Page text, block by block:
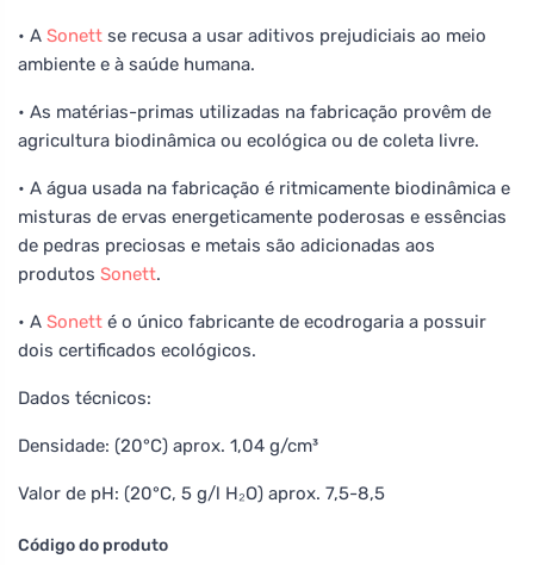
• A Sonett se recusa a usar aditivos prejudiciais ao meio
ambiente e à saúde humana.
• As matérias-primas utilizadas na fabricação provêm de
agricultura biodinâmica ou ecológica ou de coleta livre.
• A água usada na fabricação é ritmicamente biodinâmica e
misturas de ervas energeticamente poderosas e essências
de pedras preciosas e metais são adicionadas aos
produtos Sonett.
• A Sonett é o único fabricante de ecodrogaria a possuir
dois certificados ecológicos.
Dados técnicos:
Densidade: (20°C) aprox. 1,04 g/cm³
Valor de pH: (20°C, 5 g/l H₂O) aprox. 7,5-8,5
Código do produto